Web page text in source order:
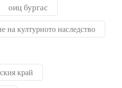
оиц бургас
на културното наследство
край